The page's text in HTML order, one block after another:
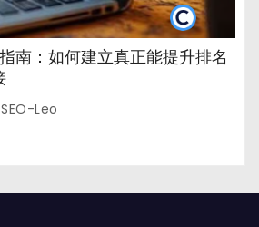
南：如何建立真正能提升排名
SEO-Leo